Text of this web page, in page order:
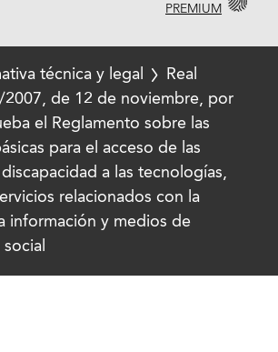
PREMIUM
técnica y legal
Real
2007, de 12 de noviembre, por
el Reglamento sobre las
para el acceso de las
a las tecnologías,
relacionados con la
información y medios de